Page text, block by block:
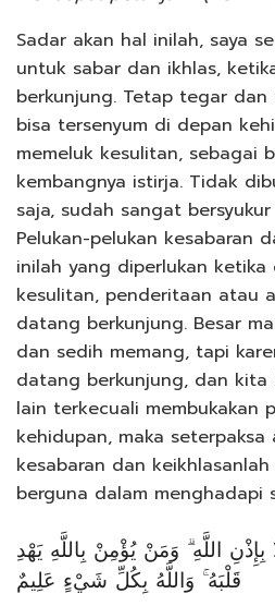
Sadar akan hal inilah, saya
untuk sabar dan ikhlas,
berkunjung. Tetap tegar dan
bisa tersenyum di depan
memeluk kesulitan, sebagai
kembangnya istirja. Tidak
saja, sudah sangat
Pelukan-pelukan kesabaran
inilah yang diperlukan ketika
kesulitan, penderitaan atau
datang berkunjung. Besar
dan sedih memang, tapi
datang berkunjung, dan kita
lain terkecuali membukakan
kehidupan, maka seterpaksa
kesabaran dan
berguna dalam menghadapi
اللَّهِ ۗ وَمَنْ يُؤْمِنْ بِاللَّهِ يَهْدِ
قَلْبَهُ ۚ وَاللَّهُ بِكُلِّ شَيْءٍ عَلِيمٌ